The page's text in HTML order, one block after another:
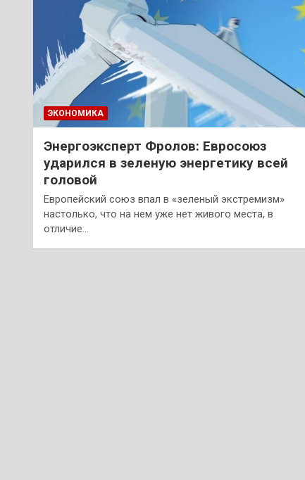
ЭКОНОМИКА
Энергоэксперт Фролов: Евросоюз
ударился в зеленую энергетику всей
головой
Европейский союз впал в «зеленый экстремизм»
настолько, что на нем уже нет живого места, в
отличие…